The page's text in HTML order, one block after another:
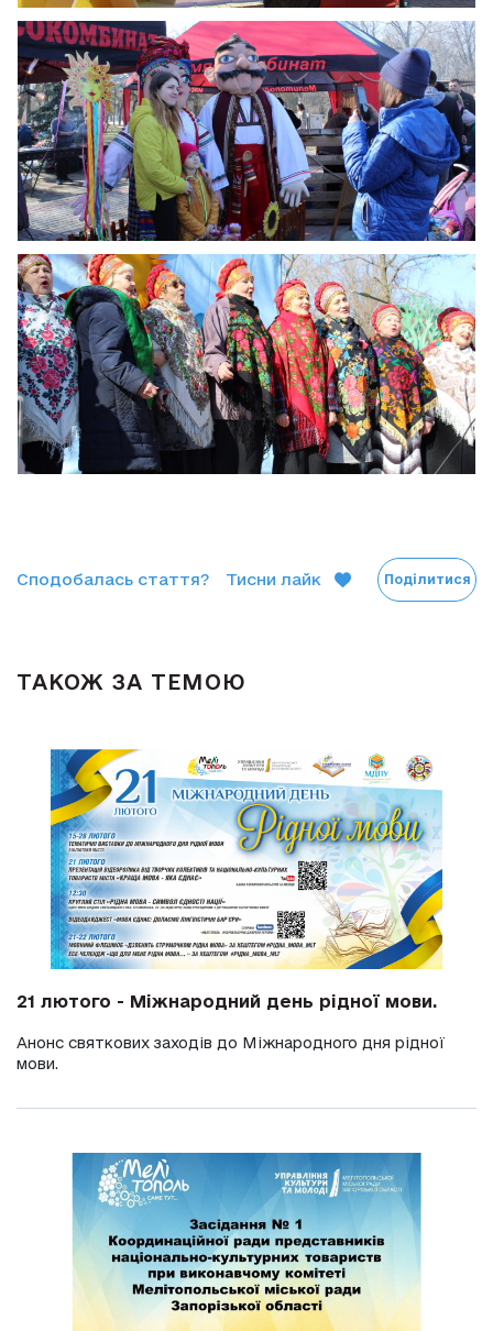
Сподобалась стаття? Тисни лайк Поділитися
ТАКОЖ ЗА ТЕМОЮ
21 лютого - Міжнародний день рідної мови.
Анонс святкових заходів до Міжнародного дня рідної
мови.